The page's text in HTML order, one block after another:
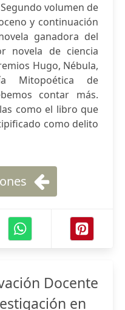
volumen de
y continuación
ganadora del
novela de ciencia
Hugo, Nébula,
Mitopoética de
contar más.
como el libro que
como delito
Docente
en